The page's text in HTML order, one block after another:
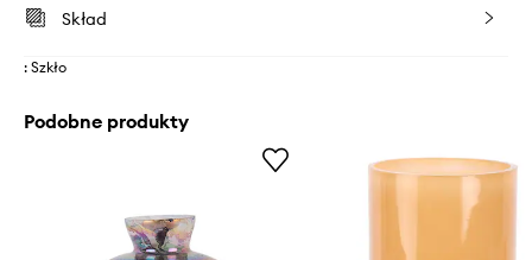
Skład
: Szkło
Podobne produkty